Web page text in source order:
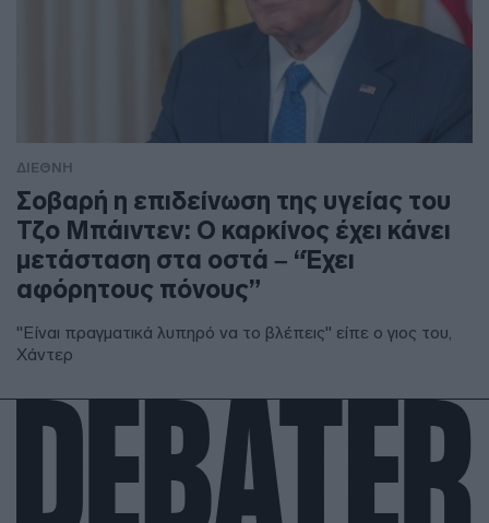
ΔΙΕΘΝΗ
Σοβαρή η επιδείνωση της υγείας του
Τζο Μπάιντεν: Ο καρκίνος έχει κάνει
μετάσταση στα οστά – “Έχει
αφόρητους πόνους”
"Είναι πραγματικά λυπηρό να το βλέπεις" είπε ο γιος του,
Χάντερ